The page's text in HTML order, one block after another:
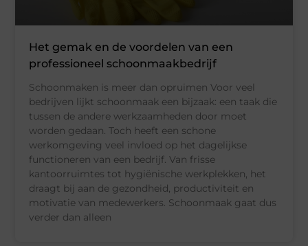
Het gemak en de voordelen van een
professioneel schoonmaakbedrijf
Schoonmaken is meer dan opruimen Voor veel
bedrijven lijkt schoonmaak een bijzaak: een taak die
tussen de andere werkzaamheden door moet
worden gedaan. Toch heeft een schone
werkomgeving veel invloed op het dagelijkse
functioneren van een bedrijf. Van frisse
kantoorruimtes tot hygiënische werkplekken, het
draagt bij aan de gezondheid, productiviteit en
motivatie van medewerkers. Schoonmaak gaat dus
verder dan alleen